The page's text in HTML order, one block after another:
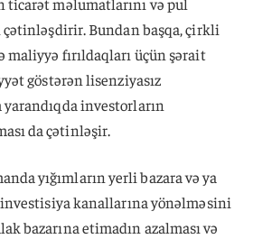
çətinləşdirir. Bundan başqa, çirkli
maliyyə fırıldaqları üçün şərait
göstərən lisenziyasız
investorların
da çətinləşir.
yığımların yerli bazara və ya
kanallarına yönəlməsini
bazarına etimadın azalması və